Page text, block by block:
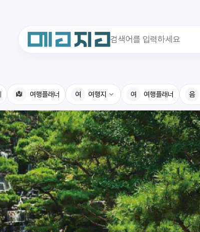
여행플래너 여 여행지
국내여행지
휴게소
전기충전소
식물도감
여 여행플래너 음
최근 검색어가 없습니다.